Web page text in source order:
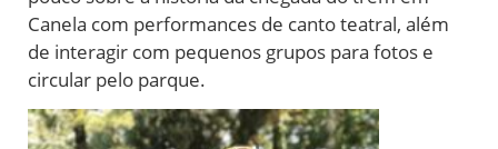
Canela com performances de canto teatral, além
de interagir com pequenos grupos para fotos e
circular pelo parque.